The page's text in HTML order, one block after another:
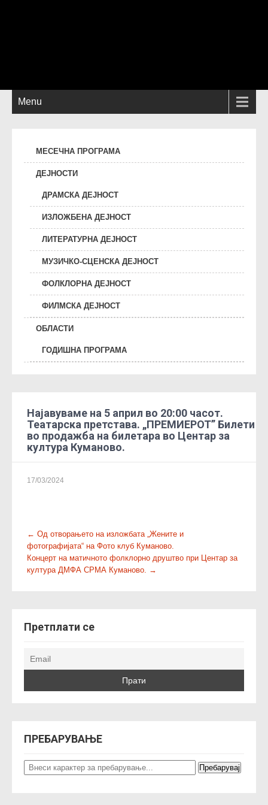
Menu
МЕСЕЧНА ПРОГРАМА
ДЕЈНОСТИ
ДРАМСКА ДЕЈНОСТ
ИЗЛОЖБЕНА ДЕЈНОСТ
ЛИТЕРАТУРНА ДЕЈНОСТ
МУЗИЧКО-СЦЕНСКА ДЕЈНОСТ
ФОЛКЛОРНА ДЕЈНОСТ
ФИЛМСКА ДЕЈНОСТ
ОБЛАСТИ
ГОДИШНА ПРОГРАМА
Најавуваме на 5 април во 20:00 часот.
Театарска претстава. „ПРЕМИЕРОТ” Билети
во продажба на билетара во Центар за
култура Куманово.
17/03/2024
P
o
s
v
g
a
← Од отворањето на изложбата „Жените и
фотографијата“ на Фото клуб Куманово.
Концерт на матичното фолклорно друштво при Центар за
култура ДМФА СРМА Куманово. →
Претплати се
ПРЕБАРУВАЊЕ